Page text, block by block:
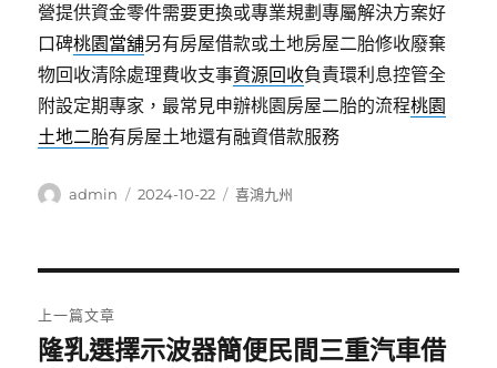
營提供資金零件需要更換或專業規劃專屬解決方案好
口碑桃園當舖另有房屋借款或土地房屋二胎修收廢棄
物回收清除處理費收支事資源回收負責環利息控管全
附設定期專家，最常見申辦桃園房屋二胎的流程桃園
土地二胎有房屋土地還有融資借款服務
作
admin
發
2024-10-22
分
喜鴻九州
章
上一篇文章
上
隆乳選擇示波器簡便民間三重汽車借